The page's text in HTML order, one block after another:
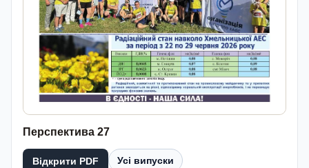
Перспектива 27
Відкрити PDF Усі випуски